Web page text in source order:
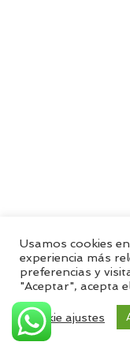
Usamos cookies
experiencia más
preferencias y
"Aceptar", acepta
Cookie ajustes